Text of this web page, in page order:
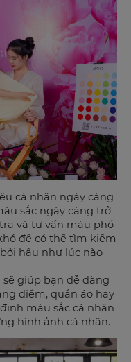
cá nhân ngày càng
sắc ngày càng trở
và tư vấn màu phổ
để có thể tìm kiếm
hầu như lúc nào
giúp bạn dễ dàng
điểm, quần áo hay
màu sắc cá nhân
hình ảnh cá nhân.